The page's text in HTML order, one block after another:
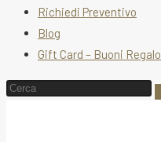
Richiedi Preventivo
Blog
Gift Card – Buoni Regalo